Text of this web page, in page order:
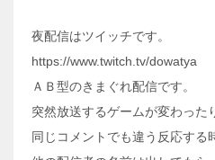
夜配信はツイッチです。
https://www.twitch.tv/dowatya
ＡＢ型のきまぐれ配信です。
突然放送するゲームが変わった
同じコメントでも違う反応する